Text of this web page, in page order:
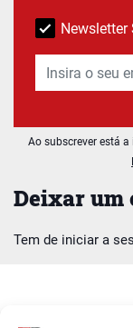
Deixar um
Tem de iniciar a
Newsletter
Ao subscrever está